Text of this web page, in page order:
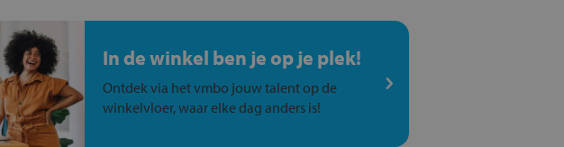
In de winkel ben je op je plek!
Ontdek via het vmbo jouw talent op de
winkelvloer, waar elke dag anders is!